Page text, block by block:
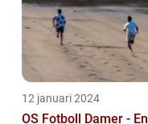
12 januari 2024
OS Fotboll Damer - En